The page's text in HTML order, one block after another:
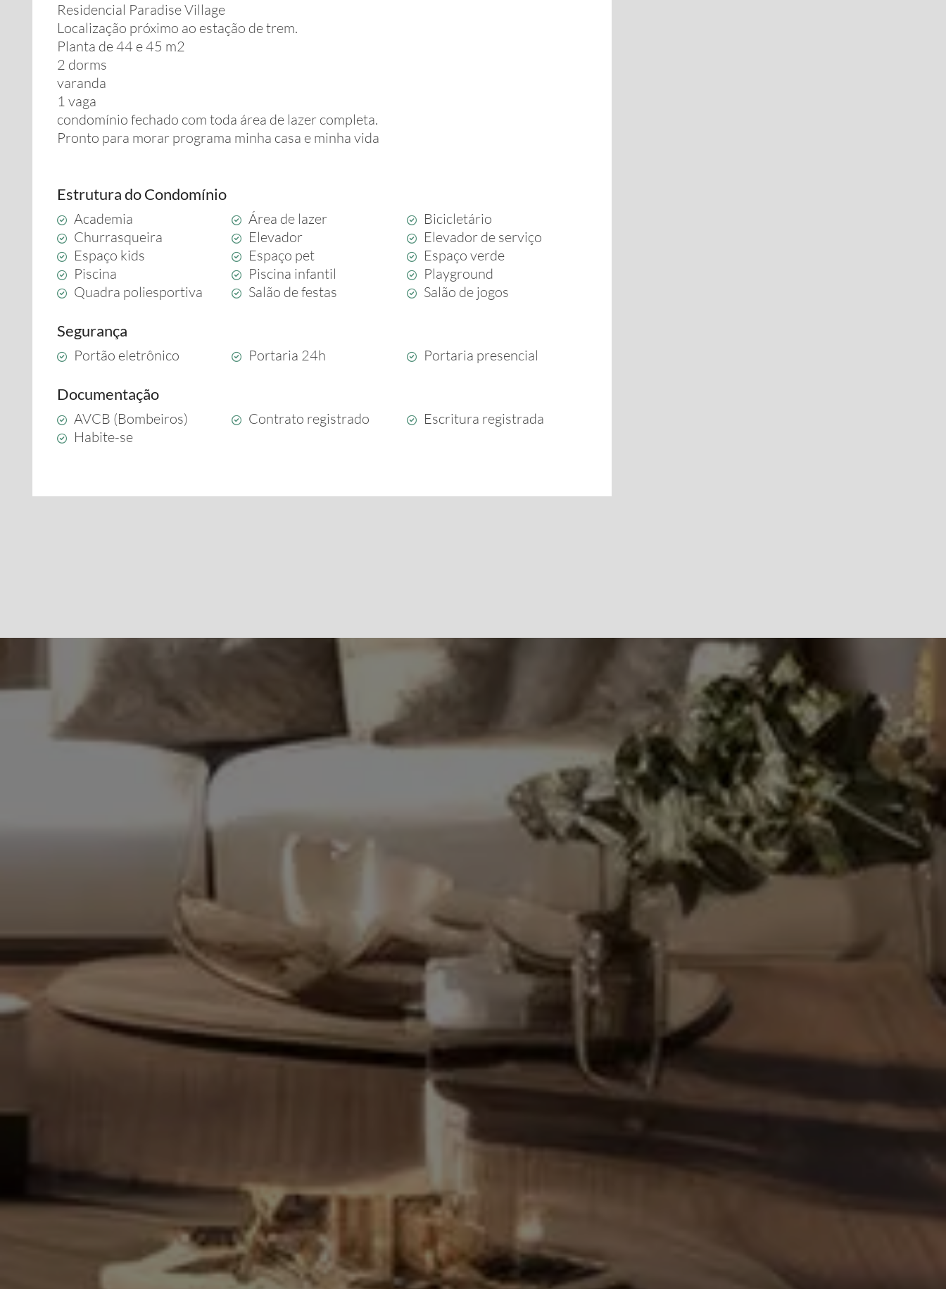
Residencial Paradise Village
Localização próximo ao estação de trem.
Planta de 44 e 45 m2
2 dorms
varanda
1 vaga
condomínio fechado com toda área de lazer completa.
Pronto para morar programa minha casa e minha vida
Estrutura do Condomínio
Academia Área de lazer
Bicicletário
Churrasqueira
Elevador
Elevador de serviço
Espaço kids
Espaço pet
Espaço verde
Piscina
Piscina infantil
Playground
Quadra poliesportiva
Salão de festas Salão de jogos
Segurança
Portão eletrônico Portaria 24h Portaria presencial
Documentação
AVCB (Bombeiros) Contrato registrado
Escritura registrada
Habite-se